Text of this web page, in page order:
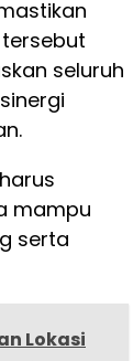
seluruh
mampu
serta
Lokasi